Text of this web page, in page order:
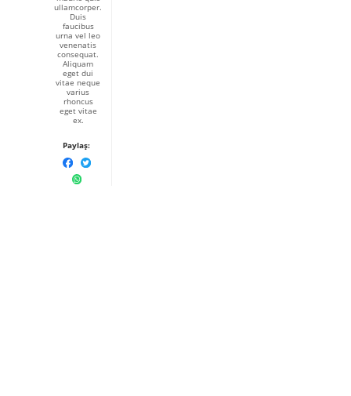
ullamcorper.
Duis
faucibus
urna vel leo
venenatis
consequat.
Aliquam
eget dui
vitae neque
varius
rhoncus
eget vitae
ex.
Paylaş: